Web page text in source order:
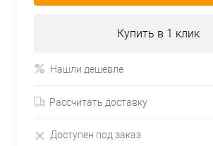
Купить в 1 клик
Нашли дешевле
Рассчитать доставку
Доступен под заказ